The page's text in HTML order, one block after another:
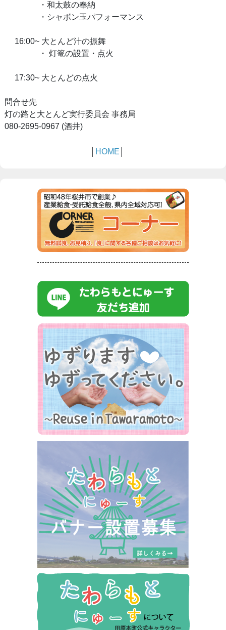
・和太鼓の奉納
・シャボン玉パフォーマンス
16:00~ 大とんど汁の振舞
・ 灯篭の設置・点火
17:30~ 大とんどの点火
問合せ先
灯の路と大とんど実行委員会 事務局
080-2695-0967 (酒井)
HOME